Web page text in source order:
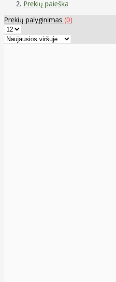
Prekių paieška
Prekių palyginimas (0)